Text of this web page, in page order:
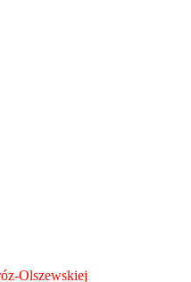
Olszewskiej